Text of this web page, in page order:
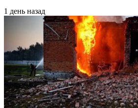
1 день назад